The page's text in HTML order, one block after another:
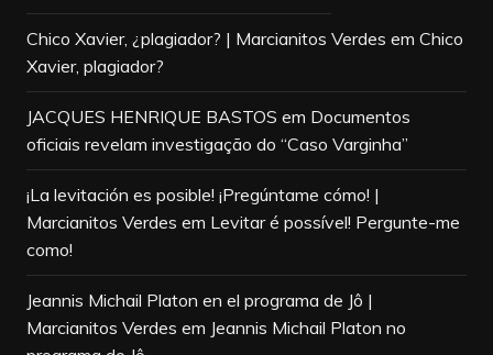
Chico Xavier, ¿plagiador? | Marcianitos Verdes em Chico
Xavier, plagiador?
JACQUES HENRIQUE BASTOS em Documentos
oficiais revelam investigação do “Caso Varginha”
¡La levitación es posible! ¡Pregúntame cómo! |
Marcianitos Verdes em Levitar é possível! Pergunte-me
como!
Jeannis Michail Platon en el programa de Jô |
Marcianitos Verdes em Jeannis Michail Platon no